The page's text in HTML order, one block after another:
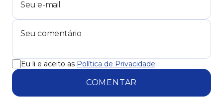
Eu li e aceito as Política de Privacidade.
COMENTAR